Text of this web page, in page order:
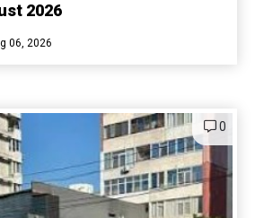
2026
06, 2026
0